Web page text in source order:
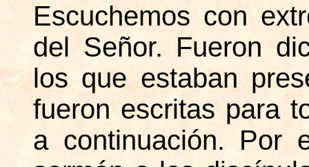
Escuchemos con
del Señor. Fueron
los que estaban
fueron escritas para
a continuación. Por